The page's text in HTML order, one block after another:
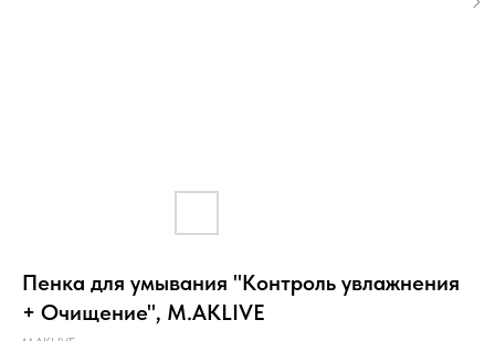
Пенка для умывания "Контроль увлажнения
+ Очищение", M.AKLIVE